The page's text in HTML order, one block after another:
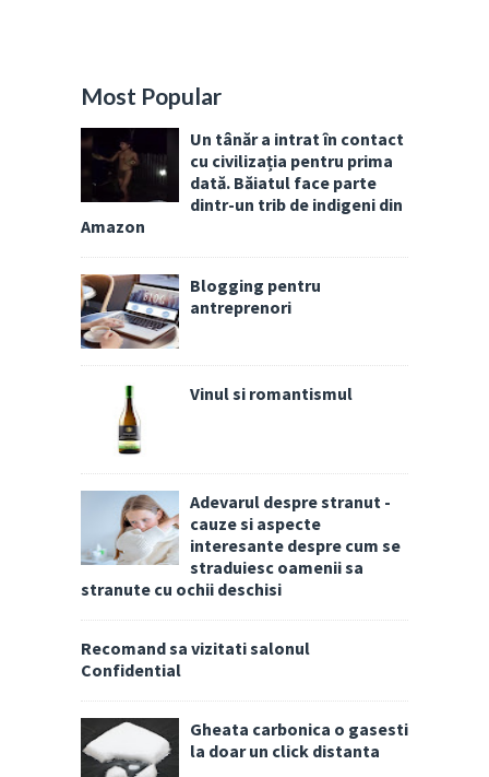
Most Popular
Un tânăr a intrat în contact
cu civilizația pentru prima
dată. Băiatul face parte
dintr-un trib de indigeni din
Amazon
Blogging pentru
antreprenori
Vinul si romantismul
Adevarul despre stranut -
cauze si aspecte
interesante despre cum se
straduiesc oamenii sa
stranute cu ochii deschisi
Recomand sa vizitati salonul
Confidential
Gheata carbonica o gasesti
la doar un click distanta